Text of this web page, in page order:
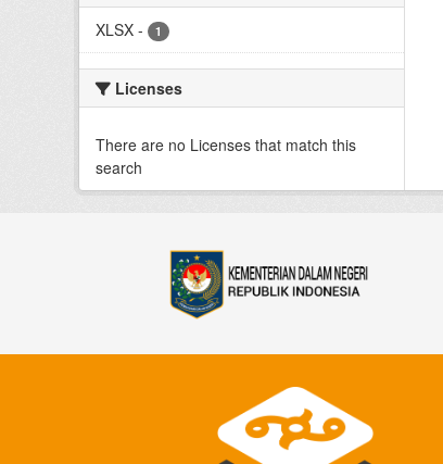
XLSX - 1
Licenses
There are no Licenses that match this
search